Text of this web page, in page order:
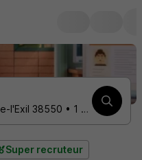
Peintre nucléaire • Saint-Maurice-l'Exil 38550 • 1 contrat
Super recruteur